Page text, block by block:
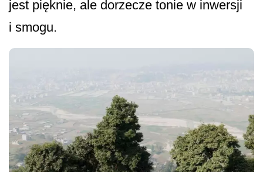
jest pięknie, ale dorzecze tonie w inwersji
i smogu.